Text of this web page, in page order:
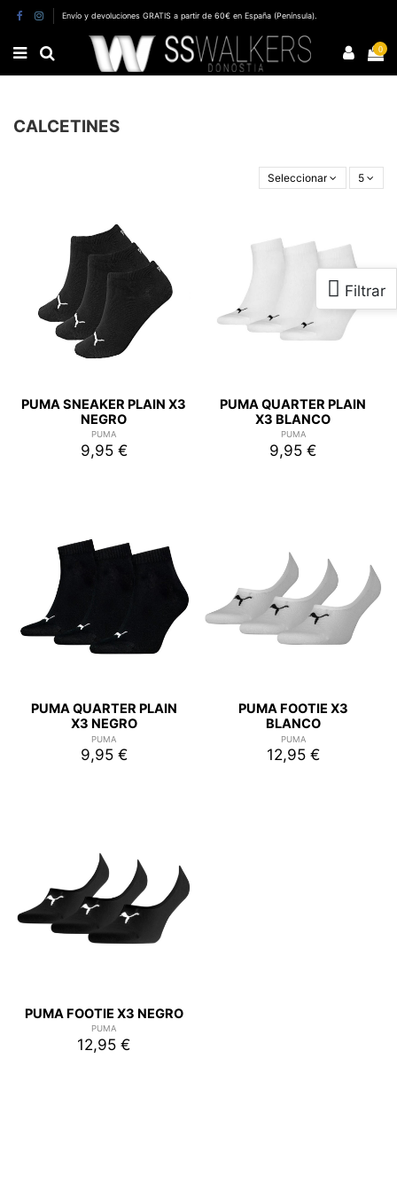
Envío y devoluciones GRATIS a partir de 60€ en España (Península).
0
CALCETINES
Seleccionar 5
PUMA SNEAKER PLAIN X3
NEGRO
PUMA
9,95 €
PUMA QUARTER PLAIN
X3 BLANCO
PUMA
9,95 €
PUMA QUARTER PLAIN
X3 NEGRO
PUMA
9,95 €
PUMA FOOTIE X3
BLANCO
PUMA
12,95 €
PUMA FOOTIE X3 NEGRO
PUMA
12,95 €